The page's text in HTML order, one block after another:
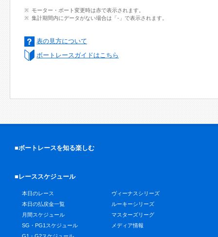
モーター・ボート変更時は赤で表示されます。
集計期間内にデータがない場合は「-」で表示されます。
表の見方について
ボートレースガイドはこちら
■ボートレースを知る楽しむ
■レーススケジュール
本日のレース
本日の払戻金一覧
月間スケジュール
SG・PG1スケジュール
ヴィーナスシリーズ
ルーキーシリーズ
マスターズリーグ
メディア情報